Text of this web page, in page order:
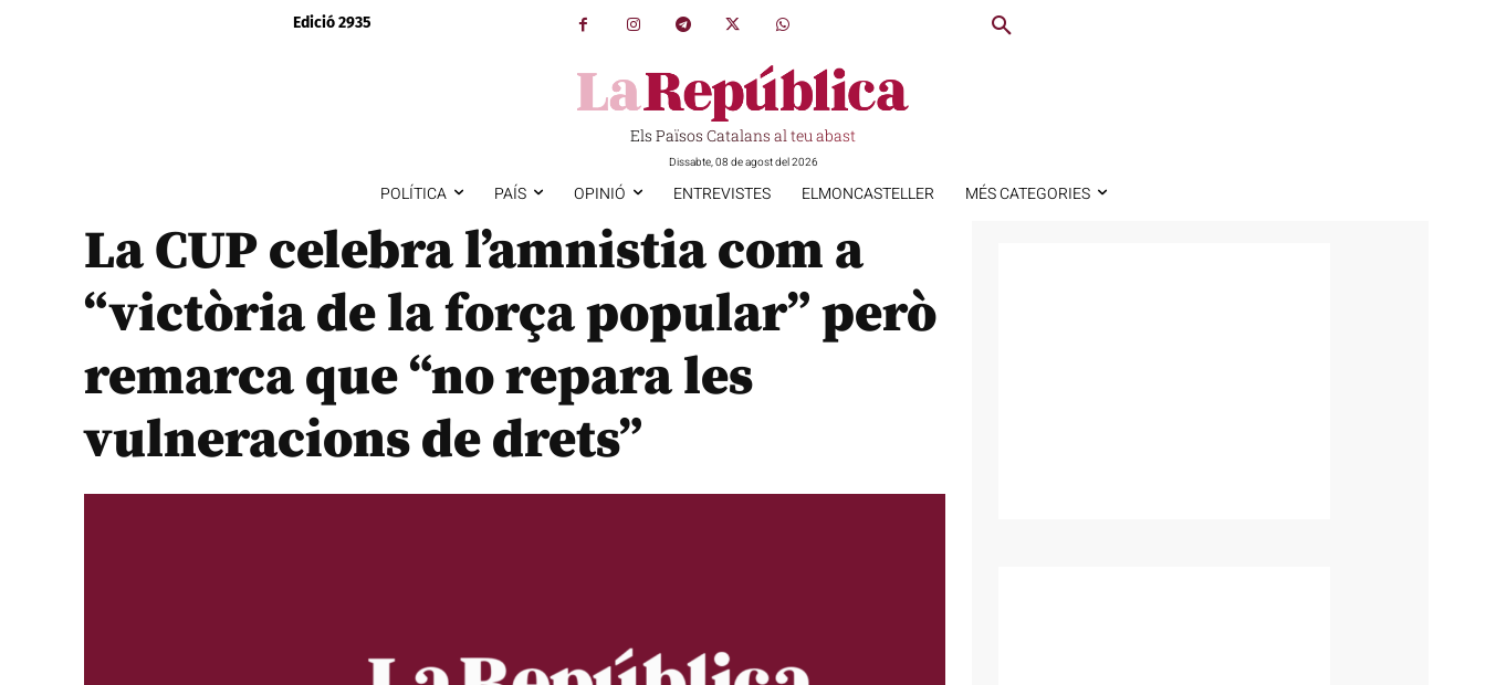
Edició 2935
Els Països Catalans al teu abast
Dissabte, 08 de agost del 2026
POLÍTICA PAÍS OPINIÓ ENTREVISTES ELMONCASTELLER MÉS CATEGORIES
La CUP celebra l’amnistia com a
“victòria de la força popular” però
remarca que “no repara les
vulneracions de drets”